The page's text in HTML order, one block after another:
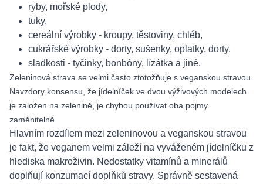
ryby, mořské plody,
tuky,
cereální výrobky - kroupy, těstoviny, chléb,
cukrářské výrobky - dorty, sušenky, oplatky, dorty,
sladkosti - tyčinky, bonbóny, lízátka a jiné.
Zeleninová strava se velmi často ztotožňuje s veganskou stravou.
Navzdory konsensu, že jídelníček ve dvou výživových modelech
je založen na zelenině, je chybou používat oba pojmy
zaměnitelně.
Hlavním rozdílem mezi zeleninovou a veganskou stravou
je fakt, že veganem velmi záleží na vyváženém jídelníčku z
hlediska makroživin. Nedostatky vitamínů a minerálů
doplňují konzumací doplňků stravy. Správně sestavená